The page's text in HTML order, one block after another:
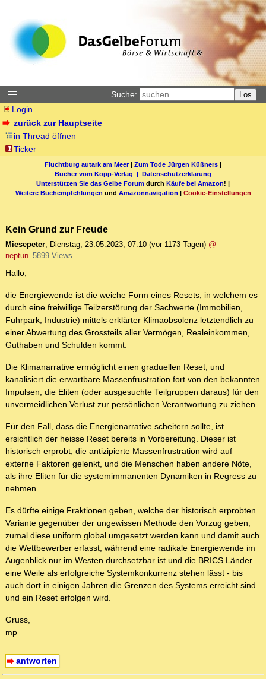
Suche: Los
Login
zurück zur Hauptseite
in Thread öffnen
Ticker
Fluchtburg autark am Meer| Zum Tode Jürgen Küßners |
Bücher vom Kopp-Verlag | Datenschutzerklärung
Unterstützen Sie das Gelbe Forum durch Käufe bei Amazon! |
Weitere Buchempfehlungen und Amazonnavigation | Cookie-Einstellungen
Kein Grund zur Freude
Miesepeter, Dienstag, 23.05.2023, 07:10 (vor 1173 Tagen) @
neptun 5899 Views
Hallo,
die Energiewende ist die weiche Form eines Resets, in welchem es
durch eine freiwillige Teilzerstörung der Sachwerte (Immobilien,
Fuhrpark, Industrie) mittels erklärter Klimaobsolenz letztendlich zu
einer Abwertung des Grossteils aller Vermögen, Realeinkommen,
Guthaben und Schulden kommt.
Die Klimanarrative ermöglicht einen graduellen Reset, und
kanalisiert die erwartbare Massenfrustration fort von den bekannten
Impulsen, die Eliten (oder ausgesuchte Teilgruppen daraus) für den
unvermeidlichen Verlust zur persönlichen Verantwortung zu ziehen.
Für den Fall, dass die Energienarrative scheitern sollte, ist
ersichtlich der heisse Reset bereits in Vorbereitung. Dieser ist
historisch erprobt, die antizipierte Massenfrustration wird auf
externe Faktoren gelenkt, und die Menschen haben andere Nöte,
als ihre Eliten für die systemimmanenten Dynamiken in Regress zu
nehmen.
Es dürfte einige Fraktionen geben, welche der historisch erprobten
Variante gegenüber der ungewissen Methode den Vorzug geben,
zumal diese uniform global umgesetzt werden kann und damit auch
die Wettbewerber erfasst, während eine radikale Energiewende im
Augenblick nur im Westen durchsetzbar ist und die BRICS Länder
eine Weile als erfolgreiche Systemkonkurrenz stehen lässt - bis
auch dort in einigen Jahren die Grenzen des Systems erreicht sind
und ein Reset erfolgen wird.
Gruss,
mp
antworten